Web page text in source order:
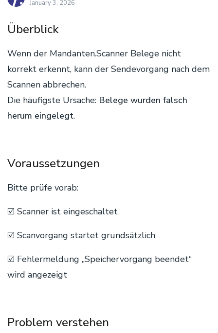
January 3, 2026
Überblick
Wenn der Mandanten.Scanner Belege nicht
korrekt erkennt, kann der Sendevorgang nach dem
Scannen abbrechen.
Die häufigste Ursache: Belege wurden falsch
herum eingelegt.
Voraussetzungen
Bitte prüfe vorab:
☑️ Scanner ist eingeschaltet
☑️ Scanvorgang startet grundsätzlich
☑️ Fehlermeldung „Speichervorgang beendet“
wird angezeigt
Problem verstehen